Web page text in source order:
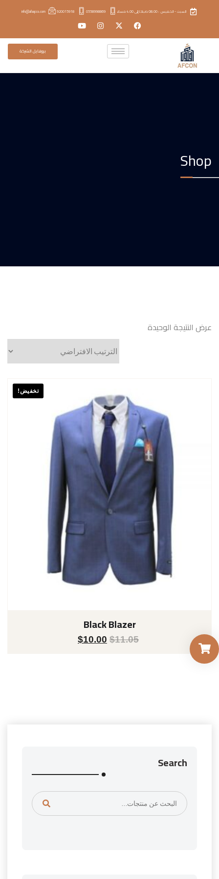
السبت - الخميس : 08.00 صباحًا إلى 4.00 مساءً 0558998869
920015918
info@afaqcco.com
بروفايل الشركة
Shop
عرض النتيجة الوحيدة
تخفيض!
Black Blazer
$11.05
$10.00
Search